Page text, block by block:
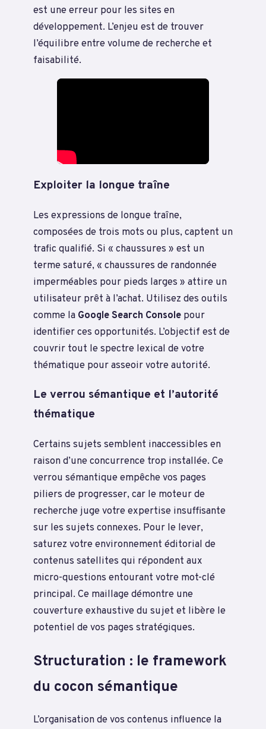
est une erreur pour les sites en
développement. L’enjeu est de trouver
l’équilibre entre volume de recherche et
faisabilité.
Exploiter la longue traîne
Les expressions de longue traîne,
composées de trois mots ou plus, captent un
trafic qualifié. Si « chaussures » est un
terme saturé, « chaussures de randonnée
imperméables pour pieds larges » attire un
utilisateur prêt à l’achat. Utilisez des outils
comme la Google Search Console pour
identifier ces opportunités. L’objectif est de
couvrir tout le spectre lexical de votre
thématique pour asseoir votre autorité.
Le verrou sémantique et l’autorité
thématique
Certains sujets semblent inaccessibles en
raison d’une concurrence trop installée. Ce
verrou sémantique empêche vos pages
piliers de progresser, car le moteur de
recherche juge votre expertise insuffisante
sur les sujets connexes. Pour le lever,
saturez votre environnement éditorial de
contenus satellites qui répondent aux
micro-questions entourant votre mot-clé
principal. Ce maillage démontre une
couverture exhaustive du sujet et libère le
potentiel de vos pages stratégiques.
Structuration : le framework
du cocon sémantique
L’organisation de vos contenus influence la